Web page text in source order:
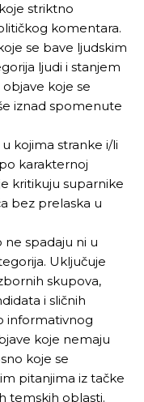
striktno
komentara.
se bave ljudskim
ljudi i stanjem
koje se
iznad spomenute
kojima stranke i/li
karakternoj
kritikuju suparnike
bez prelaska u
ne spadaju ni u
Uključuje
skupova,
i sličnih
informativnog
koje nemaju
koje se
pitanjima iz tačke
temskih oblasti.